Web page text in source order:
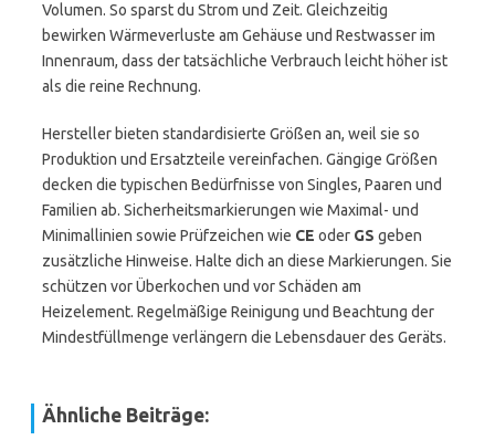
Volumen. So sparst du Strom und Zeit. Gleichzeitig
bewirken Wärmeverluste am Gehäuse und Restwasser im
Innenraum, dass der tatsächliche Verbrauch leicht höher ist
als die reine Rechnung.
Hersteller bieten standardisierte Größen an, weil sie so
Produktion und Ersatzteile vereinfachen. Gängige Größen
decken die typischen Bedürfnisse von Singles, Paaren und
Familien ab. Sicherheitsmarkierungen wie Maximal- und
Minimallinien sowie Prüfzeichen wie CE oder GS geben
zusätzliche Hinweise. Halte dich an diese Markierungen. Sie
schützen vor Überkochen und vor Schäden am
Heizelement. Regelmäßige Reinigung und Beachtung der
Mindestfüllmenge verlängern die Lebensdauer des Geräts.
Ähnliche Beiträge: